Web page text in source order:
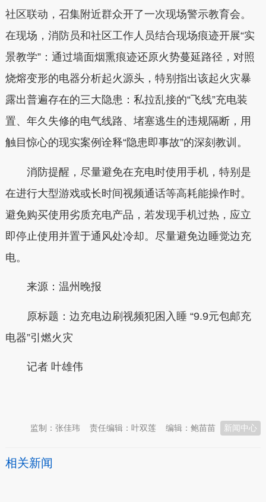
社区联动，召集附近群众开了一次现场警示教育会。
在现场，消防员和社区工作人员结合现场痕迹开展“实
景教学”：通过墙面烟熏痕迹还原火势蔓延路径，对照
烧熔变形的电器分析起火源头，特别指出该起火灾暴
露出普遍存在的三大隐患：私拉乱接的“飞线”充电装
置、年久失修的电气线路、堵塞逃生的违规隔断，用
触目惊心的现实案例诠释“隐患即事故”的深刻教训。
消防提醒，尽量避免在充电时使用手机，特别是
在进行大型游戏或长时间视频通话等高耗能操作时。
避免购买使用劣质充电产品，若发现手机过热，应立
即停止使用并置于通风处冷却。尽量避免边睡觉边充
电。
来源：温州晚报
原标题：边充电边刷视频犯困入睡 “9.9元包邮充
电器”引燃火灾
记者 叶雄伟
新闻中心
编辑：鲍苗苗
责任编辑：叶双莲
监制：张佳玮
相关新闻